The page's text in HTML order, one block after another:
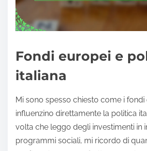
Fondi europei e
italiana
Mi sono spesso chiesto come i
influenzino direttamente la politica
volta che leggo degli investimenti in
programmi sociali, mi ricordo di